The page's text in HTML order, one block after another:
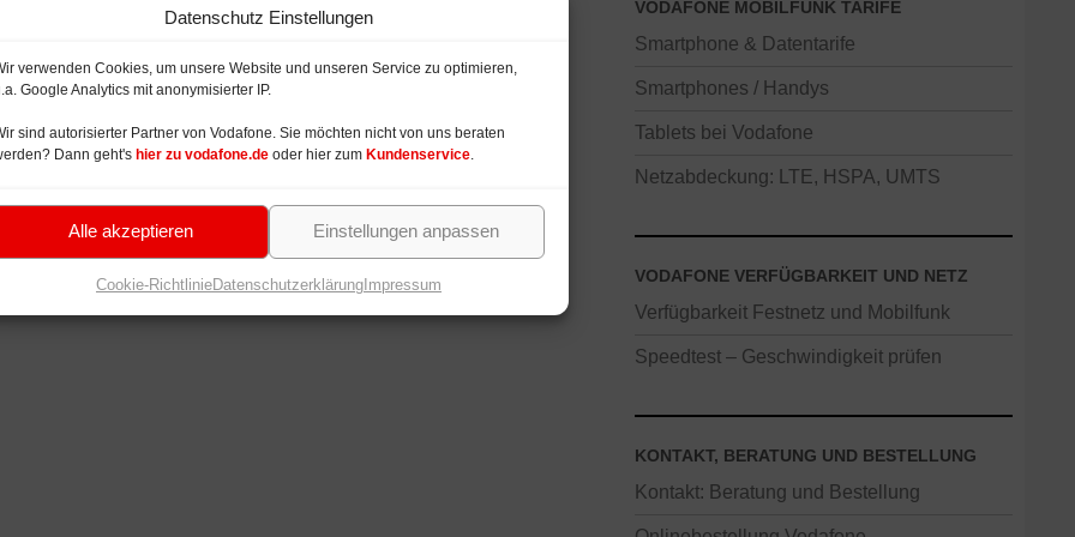
Datenschutz Einstellungen
verwenden Cookies, um unsere Website und unseren Service zu optimieren,
Google Analytics mit anonymisierter IP.
sind autorisierter Partner von Vodafone. Sie möchten nicht von uns beraten
Dann geht's hier zu vodafone.de oder hier zum Kundenservice
Alle akzeptieren Einstellungen anpassen
Cookie-RichtlinieDatenschutzerklärungImpressum
VODAFONE MOBILFUNK TARIFE
Smartphone & Datentarife
Smartphones / Handys
Tablets bei Vodafone
Netzabdeckung: LTE, HSPA, UMTS
VODAFONE VERFÜGBARKEIT UND NETZ
Verfügbarkeit Festnetz und Mobilfunk
Speedtest – Geschwindigkeit prüfen
KONTAKT, BERATUNG UND BESTELLUNG
Kontakt: Beratung und Bestellung